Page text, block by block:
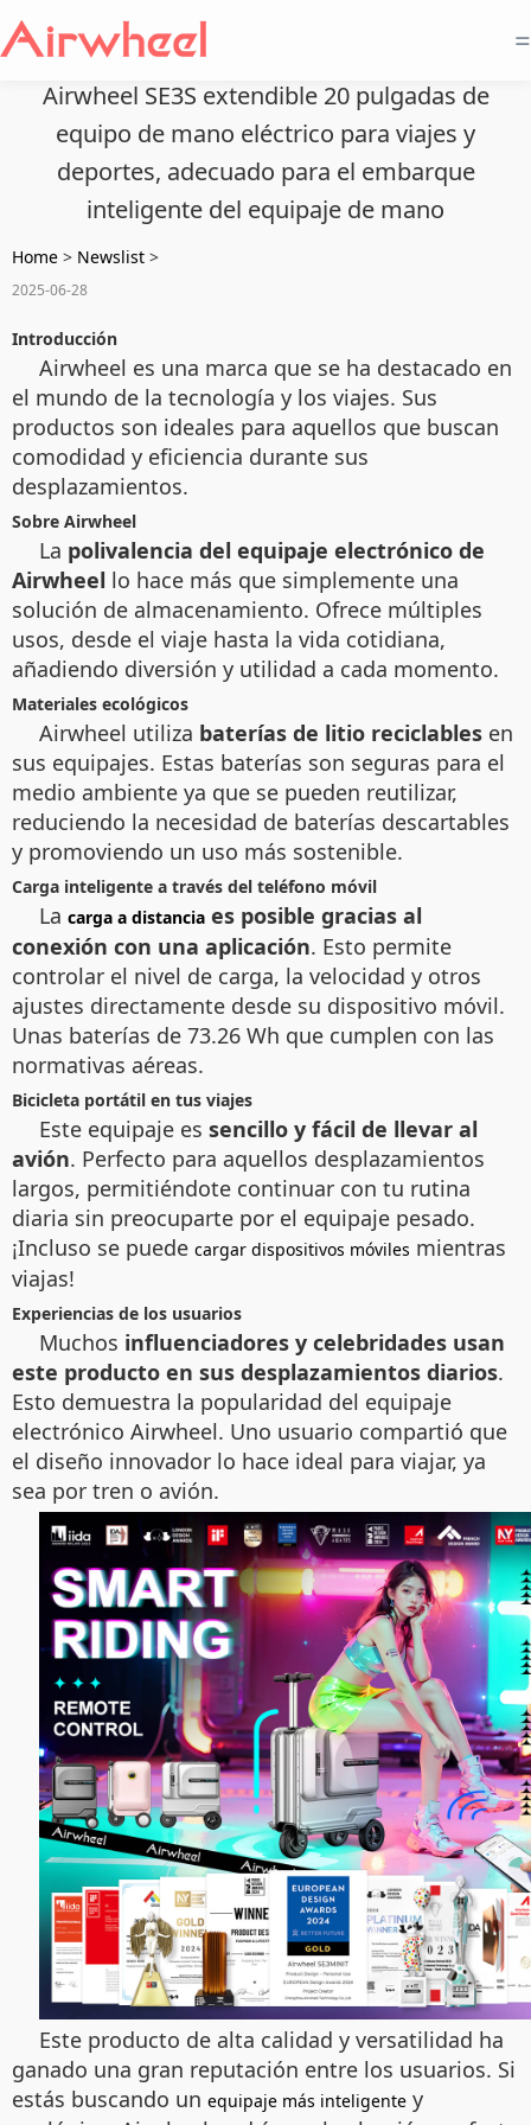
=
Airwheel SE3S extendible 20 pulgadas de
equipo de mano eléctrico para viajes y
deportes, adecuado para el embarque
inteligente del equipaje de mano
Home > Newslist >
2025-06-28
Introducción
Airwheel es una marca que se ha destacado en
el mundo de la tecnología y los viajes. Sus
productos son ideales para aquellos que buscan
comodidad y eficiencia durante sus
desplazamientos.
Sobre Airwheel
La polivalencia del equipaje electrónico de
Airwheel lo hace más que simplemente una
solución de almacenamiento. Ofrece múltiples
usos, desde el viaje hasta la vida cotidiana,
añadiendo diversión y utilidad a cada momento.
Materiales ecológicos
Airwheel utiliza baterías de litio reciclables en
sus equipajes. Estas baterías son seguras para el
medio ambiente ya que se pueden reutilizar,
reduciendo la necesidad de baterías descartables
y promoviendo un uso más sostenible.
Carga inteligente a través del teléfono móvil
La carga a distancia es posible gracias al
conexión con una aplicación. Esto permite
controlar el nivel de carga, la velocidad y otros
ajustes directamente desde su dispositivo móvil.
Unas baterías de 73.26 Wh que cumplen con las
normativas aéreas.
Bicicleta portátil en tus viajes
Este equipaje es sencillo y fácil de llevar al
avión. Perfecto para aquellos desplazamientos
largos, permitiéndote continuar con tu rutina
diaria sin preocuparte por el equipaje pesado.
¡Incluso se puede cargar dispositivos móviles mientras
viajas!
Experiencias de los usuarios
Muchos influenciadores y celebridades usan
este producto en sus desplazamientos diarios.
Esto demuestra la popularidad del equipaje
electrónico Airwheel. Uno usuario compartió que
el diseño innovador lo hace ideal para viajar, ya
sea por tren o avión.
Este producto de alta calidad y versatilidad ha
ganado una gran reputación entre los usuarios. Si
estás buscando un equipaje más inteligente y